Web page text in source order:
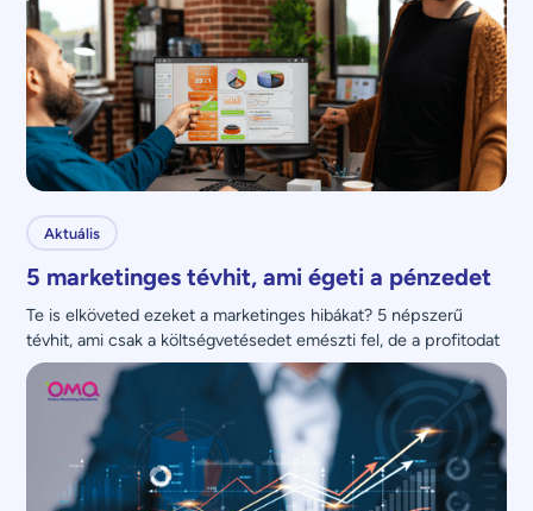
Aktuális
5 marketinges tévhit, ami égeti a pénzedet
Te is elköveted ezeket a marketinges hibákat? 5 népszerű
tévhit, ami csak a költségvetésedet emészti fel, de a profitodat
nem növeli.